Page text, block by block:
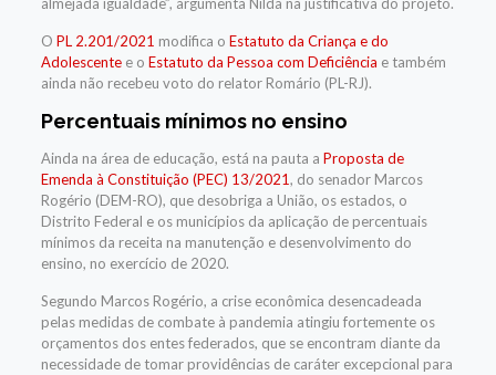
O PL 2.201/2021 modifica o Estatuto da Criança e do
Adolescentee o Estatuto da Pessoa com Deficiência e também
ainda não recebeu voto do relator Romário (PL-RJ).
Percentuais mínimos no ensino
Ainda na área de educação, está na pauta a Proposta de
Emenda à Constituição (PEC) 13/2021, do senador Marcos
Rogério (DEM-RO), que desobriga a União, os estados, o
Distrito Federal e os municípios da aplicação de percentuais
mínimos da receita na manutenção e desenvolvimento do
ensino, no exercício de 2020.
Segundo Marcos Rogério, a crise econômica desencadeada
pelas medidas de combate à pandemia atingiu fortemente os
orçamentos dos entes federados, que se encontram diante da
necessidade de tomar providências de caráter excepcional para